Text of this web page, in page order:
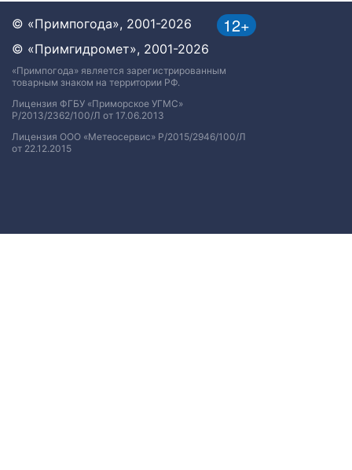
12+
© «Примпогода», 2001-2026
© «Примгидромет», 2001-2026
«Примпогода» является зарегистрированным
товарным знаком на территории РФ.
Лицензия ФГБУ «Приморское УГМС»
Р/2013/2362/100/Л от 17.06.2013
Лицензия ООО «Метеосервис» Р/2015/2946/100/Л
от 22.12.2015